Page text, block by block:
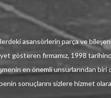
asansörlerin parça ve
gösteren firmamız, 1998
en önemli unsurlarından
sonuçlarını sizlere hizmet